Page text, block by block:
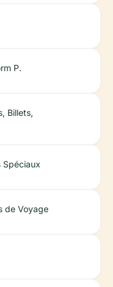
P.
Billets,
Spéciaux
de Voyage